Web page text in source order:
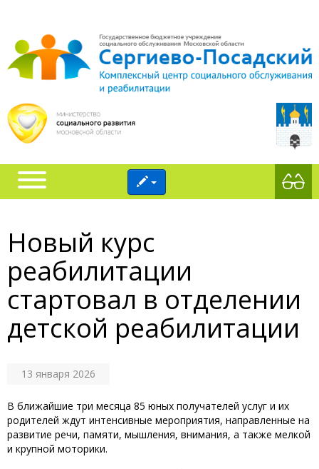
‎Новый курс
реабилитации
стартовал в отделении
детской реабилитации
13 января 2026
‎В ближайшие три месяца 85 юных получателей услуг и их
родителей ждут интенсивные мероприятия, направленные на
развитие речи, памяти, мышления, внимания, а также мелкой
и крупной моторики.